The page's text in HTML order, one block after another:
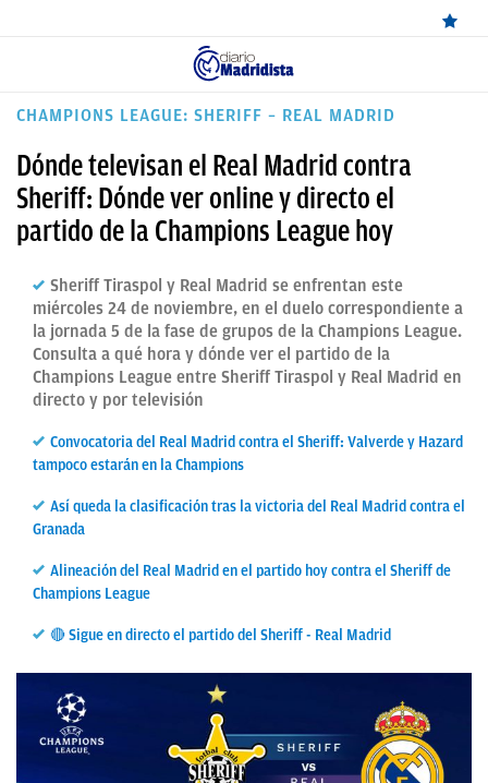
ÚLTIMAS
REAL
MADRID
CANTERA
FICHAJES
DIRECTO
FEMENINO
OKDIARIO
CHAMPIONS LEAGUE: SHERIFF – REAL MADRID
Dónde televisan el Real Madrid contra
Sheriff: Dónde ver online y directo el
partido de la Champions League hoy
Sheriff Tiraspol y Real Madrid se enfrentan este
miércoles 24 de noviembre, en el duelo correspondiente a
la jornada 5 de la fase de grupos de la Champions League.
Consulta a qué hora y dónde ver el partido de la
Champions League entre Sheriff Tiraspol y Real Madrid en
directo y por televisión
Convocatoria del Real Madrid contra el Sheriff: Valverde y Hazard
tampoco estarán en la Champions
Así queda la clasificación tras la victoria del Real Madrid contra el
Granada
Alineación del Real Madrid en el partido hoy contra el Sheriff de
Champions League
🔴 Sigue en directo el partido del Sheriff - Real Madrid